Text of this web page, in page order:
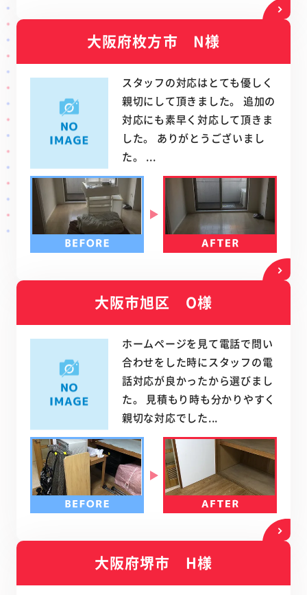
大阪府枚方市 N様
スタッフの対応はとても優しく
親切にして頂きました。 追加の
対応にも素早く対応して頂きま
した。 ありがとうございまし
た。 ...
大阪市旭区 O様
ホームページを見て電話で問い
合わせをした時にスタッフの電
話対応が良かったから選びまし
た。 見積もり時も分かりやすく
親切な対応でした...
大阪府堺市 H様